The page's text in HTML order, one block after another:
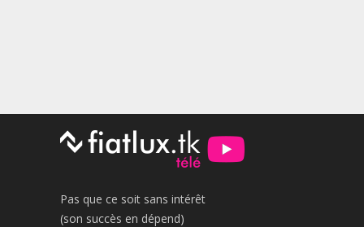
Pas que ce soit sans intérêt
(son succès en dépend)